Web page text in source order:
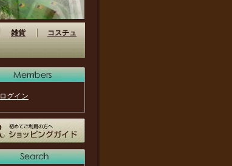
雑貨
コスチュ
ログイン